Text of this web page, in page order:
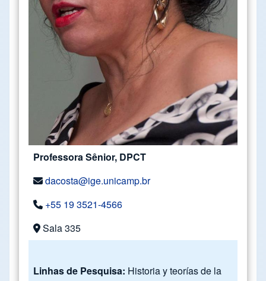
Professora Sênior, DPCT
dacosta@ige.unicamp.br
+55 19 3521-4566
Sala 335
Linhas de Pesquisa: Historia y teorías de la